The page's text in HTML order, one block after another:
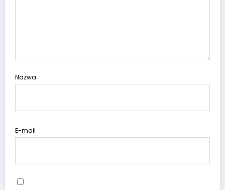
Nazwa
E-mail